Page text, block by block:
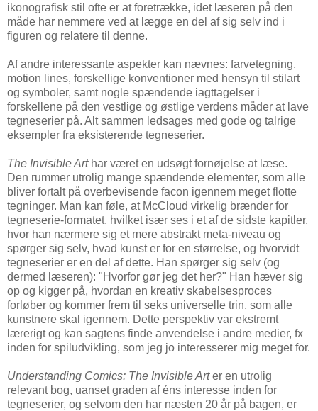
ikonografisk stil ofte er at foretrække, idet læseren på den
måde har nemmere ved at lægge en del af sig selv ind i
figuren og relatere til denne.
Af andre interessante aspekter kan nævnes: farvetegning,
motion lines, forskellige konventioner med hensyn til stilart
og symboler, samt nogle spændende iagttagelser i
forskellene på den vestlige og østlige verdens måder at lave
tegneserier på. Alt sammen ledsages med gode og talrige
eksempler fra eksisterende tegneserier.
The Invisible Arthar været en udsøgt fornøjelse at læse.
Den rummer utrolig mange spændende elementer, som alle
bliver fortalt på overbevisende facon igennem meget flotte
tegninger. Man kan føle, at McCloud virkelig brænder for
tegneserie-formatet, hvilket især ses i et af de sidste kapitler,
hvor han nærmere sig et mere abstrakt meta-niveau og
spørger sig selv, hvad kunst er for en størrelse, og hvorvidt
tegneserier er en del af dette. Han spørger sig selv (og
dermed læseren): "Hvorfor gør jeg det her?" Han hæver sig
op og kigger på, hvordan en kreativ skabelsesproces
forløber og kommer frem til seks universelle trin, som alle
kunstnere skal igennem. Dette perspektiv var ekstremt
lærerigt og kan sagtens finde anvendelse i andre medier, fx
inden for spiludvikling, som jeg jo interesserer mig meget for.
Understanding Comics: The Invisible Arter en utrolig
relevant bog, uanset graden af éns interesse inden for
tegneserier, og selvom den har næsten 20 år på bagen, er